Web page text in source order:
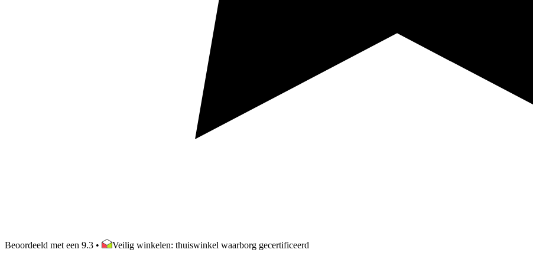
Beoordeeld met een 9.3 • Veilig winkelen: thuiswinkel waarborg gecertificeerd